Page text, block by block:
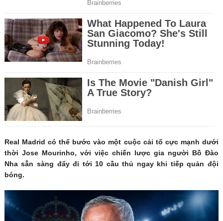
Real Madrid có thể bước vào một cuộc cải tổ cực mạnh dưới
thời Jose Mourinho, với việc chiến lược gia người Bồ Đào
Nha sẵn sàng đẩy đi tới 10 cầu thủ ngay khi tiếp quản đội
bóng.